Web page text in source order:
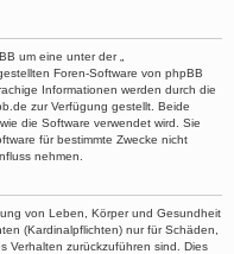
um eine unter der „
Foren-Software von phpBB
Informationen werden durch die
zur Verfügung gestellt. Beide
die Software verwendet wird. Sie
für bestimmte Zwecke nicht
nehmen.
von Leben, Körper und Gesundheit
(Kardinalpflichten) nur für Schäden,
Verhalten zurückzuführen sind. Dies